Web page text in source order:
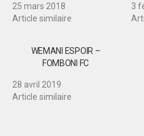
25 mars 2018
Article similaire
3
WEMANI ESPOIR –
FOMBONI FC
28 avril 2019
Article similaire